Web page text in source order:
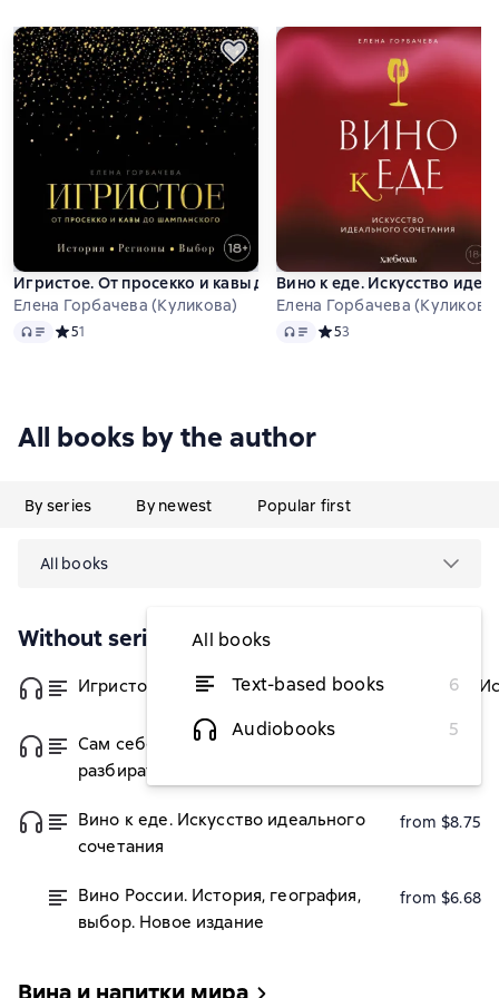
Игристое. От просекко и кавы до шампанского. История,
Елена Горбачева (Куликова)
Audio Средний рейтинг 5 на основе 1 оценок
51
Вино к еде. Искусство
Елена Горбачева
Audio Средний рейтинг 5 на
53
All books by the author
By series By newest Popular first
All books
All books
Text-based books
6
Audiobooks
5
Without series
Игристое. От просекко и кавы до шампанского.
Сам себе сомелье. Как научиться
разбираться в вине с нуля
Вино к еде. Искусство идеального
сочетания
from $8.75
Вино России. История, география,
выбор. Новое издание
from $6.68
Вина и напитки мира